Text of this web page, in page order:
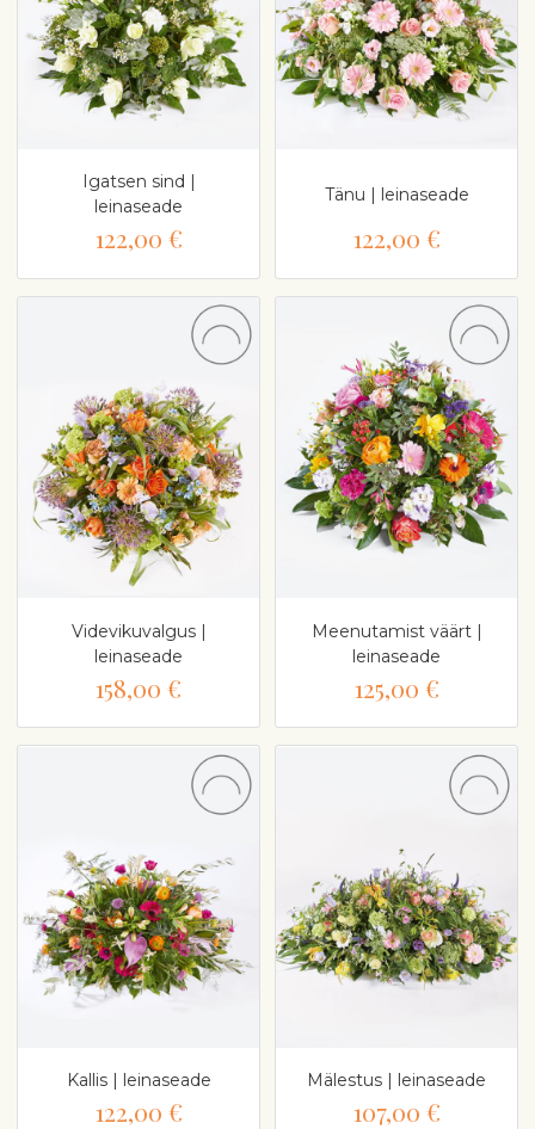
Igatsen sind |
leinaseade
122,00 €
Tänu | leinaseade
122,00 €
Videvikuvalgus |
leinaseade
158,00 €
Meenutamist väärt |
leinaseade
125,00 €
Kallis | leinaseade
122,00 €
Mälestus | leinaseade
107,00 €